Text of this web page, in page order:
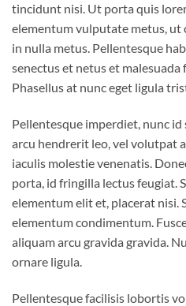
tincidunt nisi. Ut porta quis
elementum vulputate metus, ut
in nulla metus. Pellentesque
senectus et netus et malesuada
Phasellus at nunc eget ligula
Pellentesque imperdiet, nunc id
arcu hendrerit leo, vel volutpat
iaculis molestie venenatis.
porta, id fringilla lectus feugiat.
elementum elit et, placerat nisi.
elementum condimentum.
aliquam arcu gravida gravida.
ornare ligula.
Pellentesque facilisis lobortis